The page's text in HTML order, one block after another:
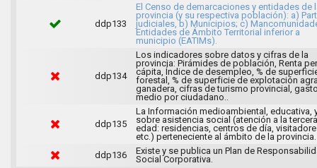
ddp133
El Censo de demarcaciones y entidades de
provincia (y su respectiva población): a)
judiciales, b) Municipios; c)
Entidades de Ámbito Territorial inferior a
municipio (EATIMs).
ddp134
Los indicadores sobre datos y cifras de la
provincia: Pirámides de población, Renta per
cápita, Índice de desempleo, % de
forestal, % de superficie de explotación
ganadera, cifras de turismo provincial,
medio por ciudadano..
ddp135
La Información medioambiental, educativa,
sobre asistencia social (atención a la tercera
edad: residencias, centros de día,
etc.) perteneciente al ámbito de la provincia.
ddp136
Existe y se publica un Plan de
Social Corporativa.